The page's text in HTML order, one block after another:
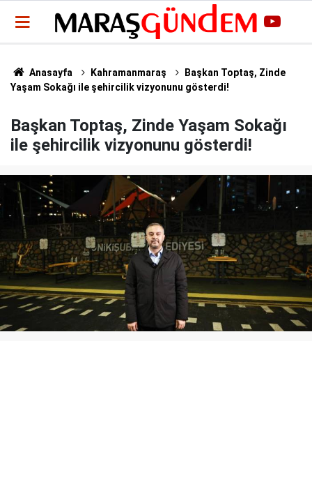
Anasayfa Kahramanmaraş
Başkan Toptaş, Zinde
Yaşam Sokağı ile şehircilik vizyonunu gösterdi!
Başkan Toptaş, Zinde Yaşam Sokağı
ile şehircilik vizyonunu gösterdi!